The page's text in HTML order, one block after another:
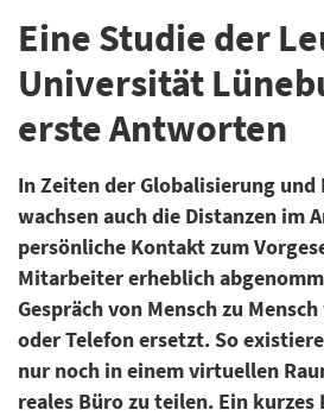
Eine Studie der
Universität
erste Antworten
In Zeiten der Globalisierung
wachsen auch die Distanzen im
persönliche Kontakt zum
Mitarbeiter erheblich
Gespräch von Mensch zu
oder Telefon ersetzt. So
nur noch in einem virtuellen
reales Büro zu teilen. Ein kurzes